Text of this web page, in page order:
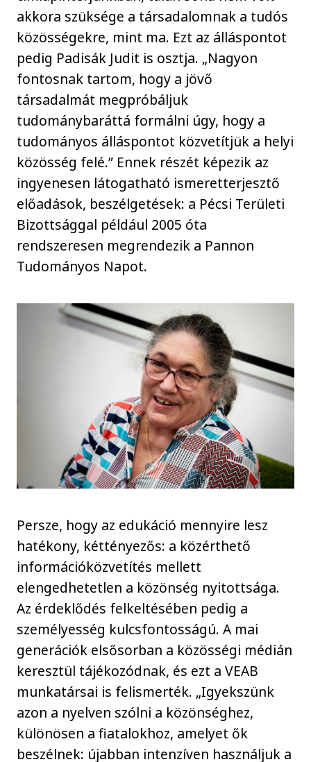
akkora szüksége a társadalomnak a tudós
közösségekre, mint ma. Ezt az álláspontot
pedig Padisák Judit is osztja. „Nagyon
fontosnak tartom, hogy a jövő
társadalmát megpróbáljuk
tudománybaráttá formálni úgy, hogy a
tudományos álláspontot közvetítjük a helyi
közösség felé.” Ennek részét képezik az
ingyenesen látogatható ismeretterjesztő
előadások, beszélgetések: a Pécsi Területi
Bizottsággal például 2005 óta
rendszeresen megrendezik a Pannon
Tudományos Napot.
Persze, hogy az edukáció mennyire lesz
hatékony, kéttényezős: a közérthető
információközvetítés mellett
elengedhetetlen a közönség nyitottsága.
Az érdeklődés felkeltésében pedig a
személyesség kulcsfontosságú. A mai
generációk elsősorban a közösségi médián
keresztül tájékozódnak, és ezt a VEAB
munkatársai is felismerték. „Igyekszünk
azon a nyelven szólni a közönséghez,
különösen a fiatalokhoz, amelyet ők
beszélnek: újabban intenzíven használjuk a